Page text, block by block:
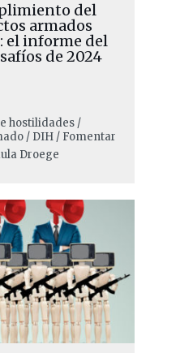
del
armados
el informe del
de 2024
hostilidades /
/ DIH / Fomentar
Droege